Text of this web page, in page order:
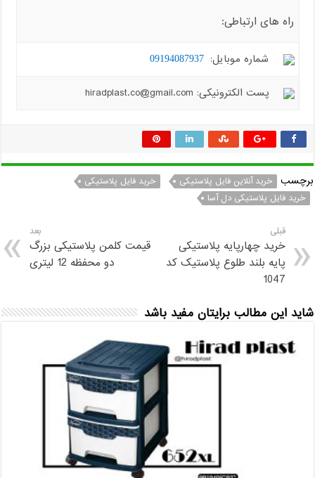
راه های ارتباطی:
شماره موبایل: 09194087937
پست الکترونیکی: hiradplast.co@gmail.com
برچسب خرید آنلاین فایل پلاستیکی
خرید فایل پلاستیکی
خرید فایل پلاستیکی دل آسا
قبلی
خرید چهارپایه پلاستیکی
پایه بلند طلوع پلاستیک کد
1047
بعد
قیمت کلمن پلاستیکی بزرگ
دو محفظه 12 لیتری
شاید این مطالب برایتان مفید باشد